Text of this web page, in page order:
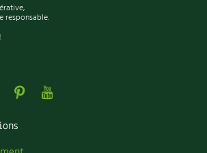
responsable.
Linkedin
PinterestYoutube